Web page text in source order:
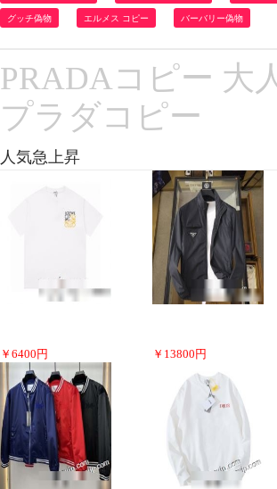
グッチ偽物 エルメス コピー バーバリー偽物
PRADAコピー 大
プラダコピー
人気急上昇
￥ 6400 円 ￥ 13800 円